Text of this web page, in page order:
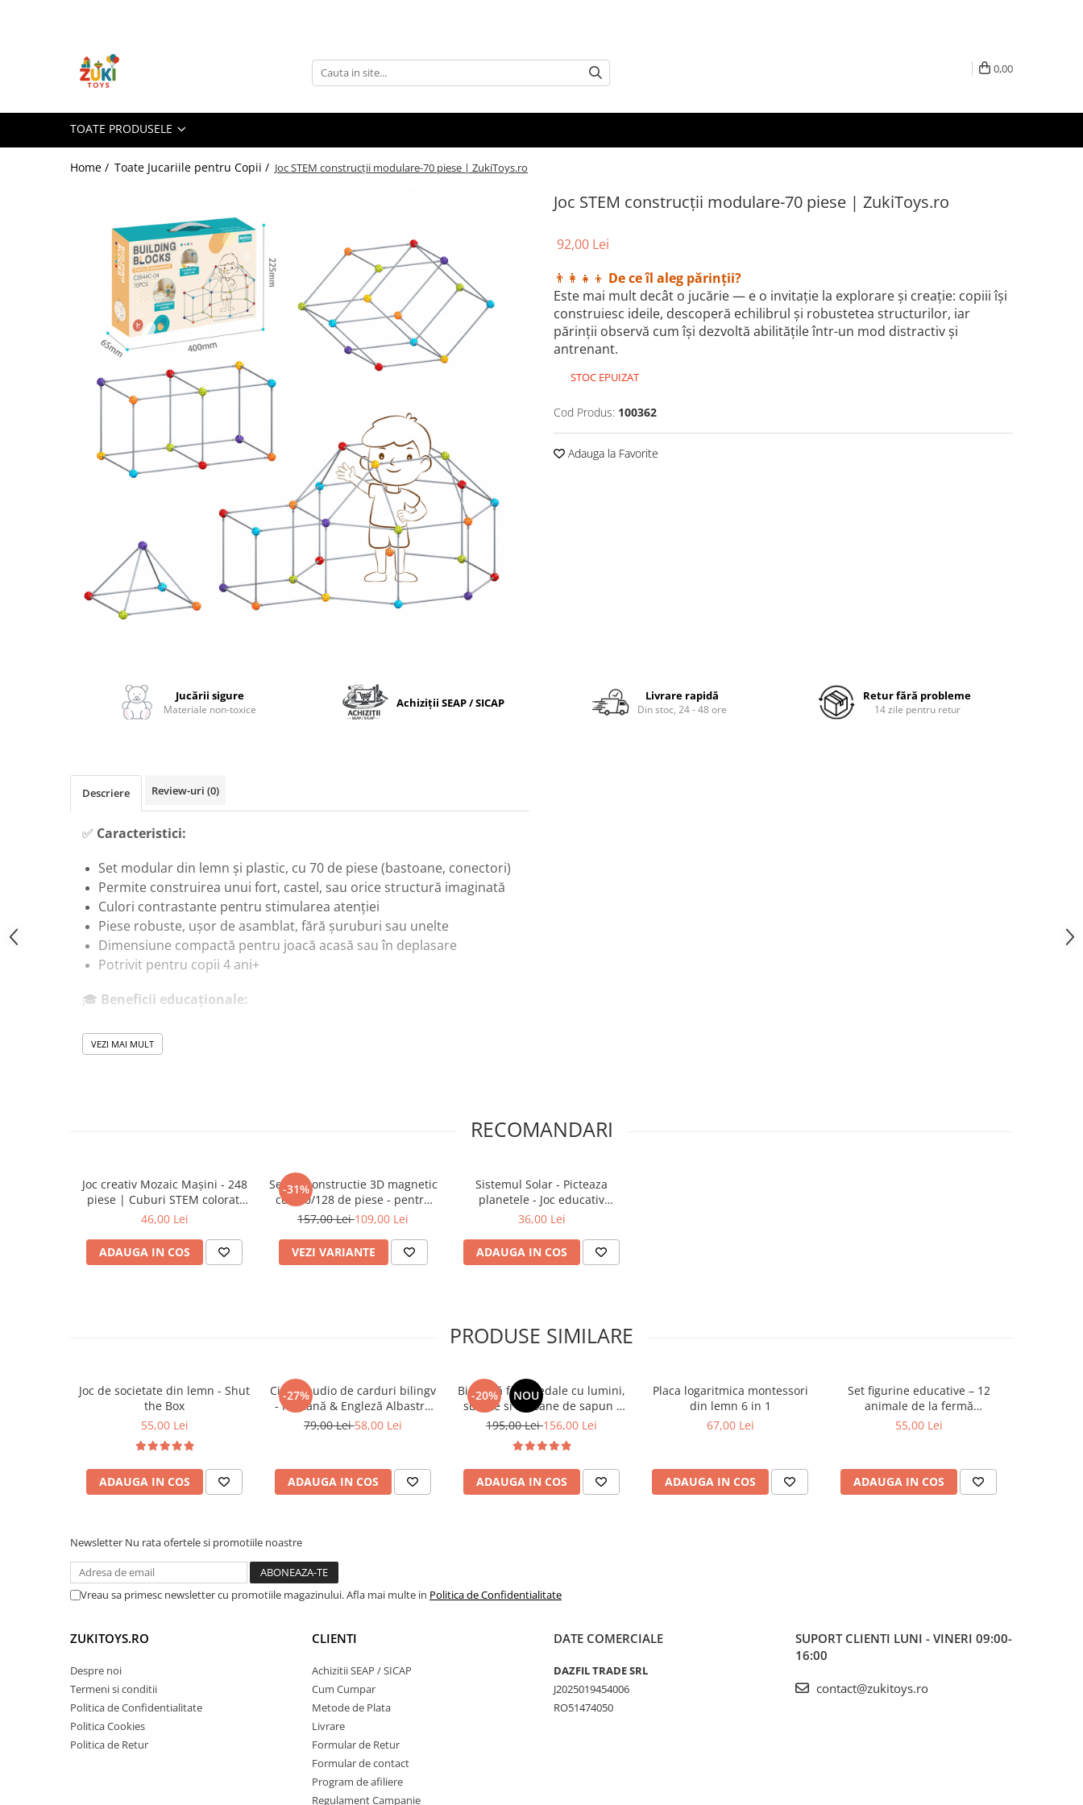
Toate Produsele
Jucarii pentru calatorii
Recomandari Zuki
Cadouri pentru Copii
Cadouri Aniversare
Jucarii pe Varsta Copilului
Carti de Colorat & Activitati
Carti cu Apa & Reutilizabile
Camera Copilului
Corturi & Spatii de Joaca
Depozitare & Organizare Jucarii
Trotinete & Triciclete pentru Copii
Joaca de Vara & Apa
Piscina & Joaca cu Apa
Colaci & Saltele Gonflabile
Jucarii pentru Plaja
Joaca in Aer Liber
Toate Jucariile pentru Copii
Jucarii Educative & Invatare
Jucarii Interactive & Sensoriale
Puzzle & Jocuri de Logica
0,00
TOATE PRODUSELE
Home / Toate Jucariile pentru Copii / Joc STEM construcții modulare-70 piese | ZukiToys.ro
Joc STEM construcții modulare-70 piese | ZukiToys.ro
92,00 Lei
👨‍👩‍👧‍👦 De ce îl aleg părinții?
Este mai mult decât o jucărie — e o invitație la explorare și creație: copiii își
construiesc ideile, descoperă echilibrul și robustetea structurilor, iar
părinții observă cum își dezvoltă abilitățile într-un mod distractiv și
antrenant.
STOC EPUIZAT
Cod Produs: 100362
Adauga la Favorite
Jucării sigure
Materiale non-toxice Achiziții SEAP / SICAP Livrare rapidă
Din stoc, 24 - 48 ore
Retur fără probleme
14 zile pentru retur
Descriere Review-uri (0)
✅ Caracteristici:
Set modular din lemn și plastic, cu 70 de piese (bastoane, conectori)
Permite construirea unui fort, castel, sau orice structură imaginată
Culori contrastante pentru stimularea atenției
Piese robuste, ușor de asamblat, fără șuruburi sau unelte
Dimensiune compactă pentru joacă acasă sau în deplasare
Potrivit pentru copii 4 ani+
🎓 Beneficii educaționale:
Încurajează gândirea STEM: inginerie, echilibru, design și stabilitate
Stimulează creativitatea și rezolvarea de probleme prin încercare și
Copii 4 ani+
Activități educative acasă, la grădiniță sau în tabere
Cadou memorabil pentru mini-arhitecți, pasionați de construcție
VEZI MAI MULT
RECOMANDARI
Joc creativ Mozaic Mașini - 248
piese | Cuburi STEM colorati
pentru copii 4 ani+
46,00 Lei
ADAUGA IN COS
-31%
Set de constructie 3D magnetic
cu 100/128 de piese - pentru
copii de la 3 ani
157,00 Lei109,00 Lei
VEZI VARIANTE
Sistemul Solar - Picteaza
planetele - Joc educativ
Montessori | ZukiToys.ro
36,00 Lei
ADAUGA IN COS
PRODUSE SIMILARE
Joc de societate din lemn - Shut
the Box
55,00 Lei
ADAUGA IN COS
-27%
Cititor audio de carduri bilingv
- Română & Engleză Albastru
(224 carduri / 448 cuvinte)
79,00 Lei58,00 Lei
ADAUGA IN COS
-20% NOU
Bicicletă fără pedale cu lumini,
sunete si baloane de sapun -
roz
195,00 Lei156,00 Lei
ADAUGA IN COS
Placa logaritmica montessori
din lemn 6 in 1
67,00 Lei
ADAUGA IN COS
Set figurine educative – 12
animale de la fermă
multicolore
55,00 Lei
ADAUGA IN COS
Newsletter Nu rata ofertele si promotiile noastre
Vreau sa primesc newsletter cu promotiile magazinului. Afla mai multe in Politica de Confidentialitate
ZUKITOYS.RO
Despre noi
Termeni si conditii
Politica de Confidentialitate
Politica Cookies
Politica de Retur
CLIENTI
Achizitii SEAP / SICAP
Cum Cumpar
Metode de Plata
Livrare
Formular de Retur
Formular de contact
Program de afiliere
Regulament Campanie
DATE COMERCIALE
DAZFIL TRADE SRL
J2025019454006
RO51474050
SUPORT CLIENTI LUNI - VINERI 09:00-
16:00
contact@zukitoys.ro